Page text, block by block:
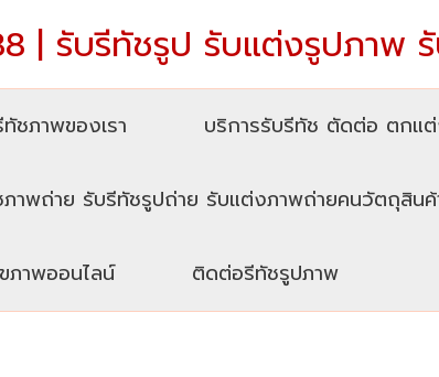
| รับรีทัชรูป รับแต่งรูปภาพ
ชภาพของเรา บริการรับรีทัช ตัดต่อ ตกแต่
าพถ่าย รับรีทัชรูปถ่าย รับแต่งภาพถ่ายคนวัตถุสินค้
าพออนไลน์ ติดต่อรีทัชรูปภาพ